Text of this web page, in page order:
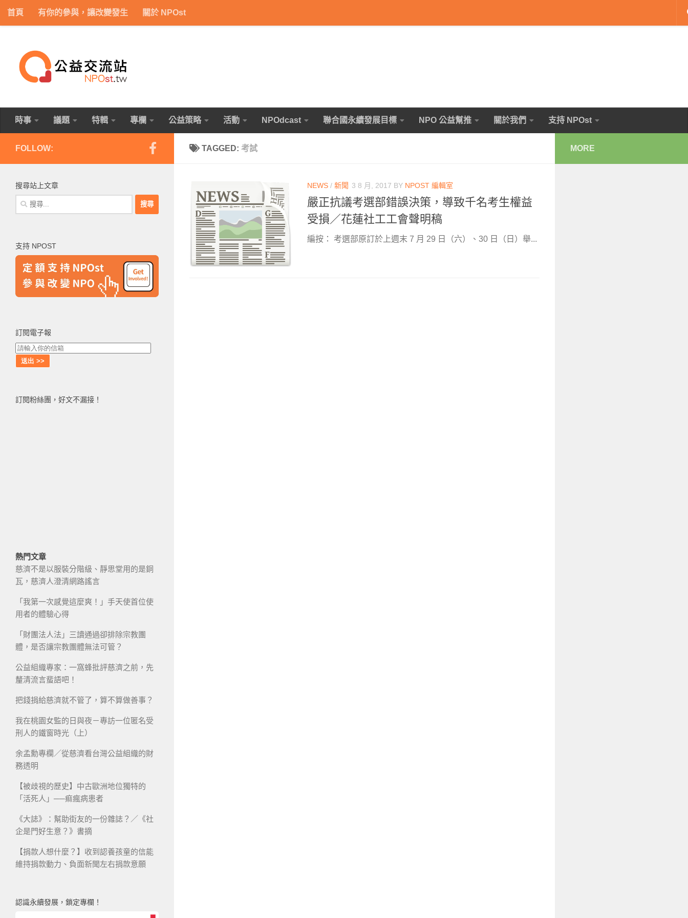
Skip to content
首頁 有你的參與，讓改變發生 關於 NPOst
時事 議題 特輯 專欄 公益策略 活動 NPOdcast 聯合國永續發展目標 NPO 公益幫推 關於我們 支持 NPOst
TAGGED: 考試
NEWS / 新聞 3 8 月, 2017 BY NPOST 編輯室
嚴正抗議考選部錯誤決策，導致千名考生權益
受損／花蓮社工工會聲明稿
編按： 考選部原訂於上週末 7 月 29 日（六）、30 日（日）舉...
FOLLOW:
搜尋站上文章
搜
尋
字:
支持 NPOST
訂閱電子報
訂閱粉絲團，好文不漏接！
熱門文章
慈濟不是以服裝分階級、靜思堂用的是銅
瓦，慈濟人澄清網路謠言
「我第一次感覺這麼爽！」手天使首位使
用者的體驗心得
「財團法人法」三讀通過卻排除宗教團
體，是否讓宗教團體無法可管？
公益組織專家：一窩蜂批評慈濟之前，先
釐清流言蜚語吧！
把錢捐給慈濟就不管了，算不算做善事？
我在桃園女監的日與夜－專訪一位匿名受
刑人的鐵窗時光（上）
余孟勳專欄／從慈濟看台灣公益組織的財
務透明
【被歧視的歷史】中古歐洲地位獨特的
「活死人」──痲瘋病患者
《大誌》：幫助街友的一份雜誌？／《社
企是門好生意？》書摘
【捐款人想什麼？】收到認養孩童的信能
維持捐款動力、負面新聞左右捐款意願
認識永續發展，鎖定專欄！
MORE